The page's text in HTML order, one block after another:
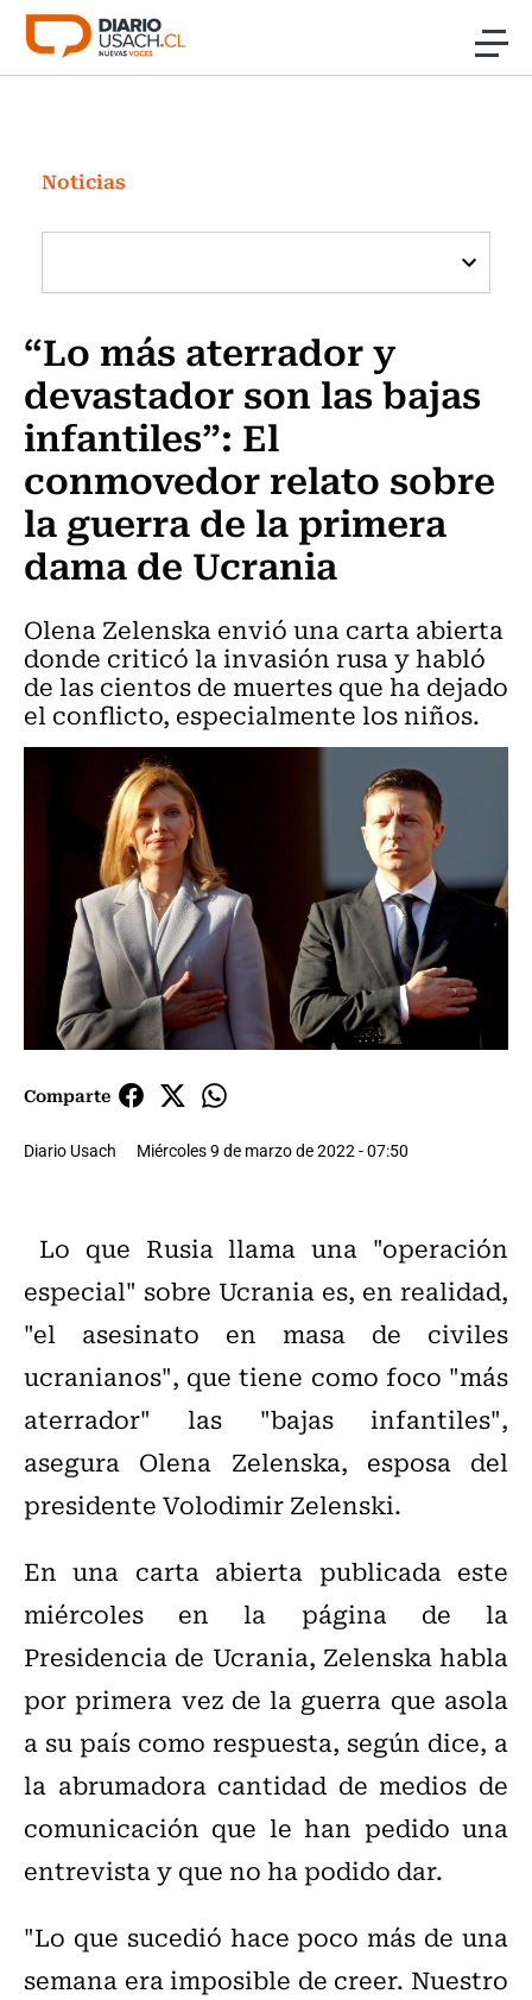
Click acá para ir directamente al contenido
Investigación
Cultura
Programas Radio y TV Usach
Noticias
“Lo más aterrador y
devastador son las bajas
infantiles”: El
conmovedor relato sobre
la guerra de la primera
dama de Ucrania
Olena Zelenska envió una carta abierta
donde criticó la invasión rusa y habló
de las cientos de muertes que ha dejado
el conflicto, especialmente los niños.
Comparte
Diario Usach Miércoles 9 de marzo de 2022 - 07:50
Lo que Rusia llama una "operación
especial" sobre Ucrania es, en realidad,
"el asesinato en masa de civiles
ucranianos", que tiene como foco "más
aterrador" las "bajas infantiles",
asegura Olena Zelenska, esposa del
presidente Volodimir Zelenski.
En una carta abierta publicada este
miércoles en la página de la
Presidencia de Ucrania, Zelenska habla
por primera vez de la guerra que asola
a su país como respuesta, según dice, a
la abrumadora cantidad de medios de
comunicación que le han pedido una
entrevista y que no ha podido dar.
"Lo que sucedió hace poco más de una
semana era imposible de creer. Nuestro